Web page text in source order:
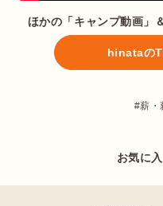
ほかの「キャンプ動画」
hinataの
薪・
お気に